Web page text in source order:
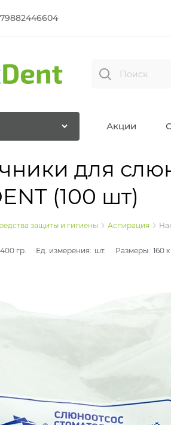
Акции
для
(100 шт)
защиты и гигиены Аспирация
400 гр. Ед. измерения: шт. Размеры: 160 x